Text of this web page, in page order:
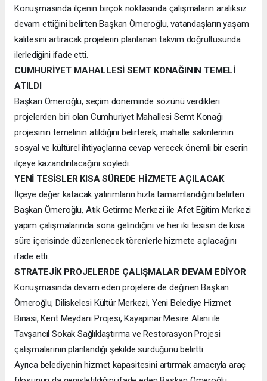
Konuşmasında ilçenin birçok noktasında çalışmaların aralıksız
devam ettiğini belirten Başkan Ömeroğlu, vatandaşların yaşam
kalitesini artıracak projelerin planlanan takvim doğrultusunda
ilerlediğini ifade etti.
CUMHURİYET MAHALLESİ SEMT KONAĞININ TEMELİ
ATILDI
Başkan Ömeroğlu, seçim döneminde sözünü verdikleri
projelerden biri olan Cumhuriyet Mahallesi Semt Konağı
projesinin temelinin atıldığını belirterek, mahalle sakinlerinin
sosyal ve kültürel ihtiyaçlarına cevap verecek önemli bir eserin
ilçeye kazandırılacağını söyledi.
YENİ TESİSLER KISA SÜREDE HİZMETE AÇILACAK
İlçeye değer katacak yatırımların hızla tamamlandığını belirten
Başkan Ömeroğlu, Atık Getirme Merkezi ile Afet Eğitim Merkezi
yapım çalışmalarında sona gelindiğini ve her iki tesisin de kısa
süre içerisinde düzenlenecek törenlerle hizmete açılacağını
ifade etti.
STRATEJİK PROJELERDE ÇALIŞMALAR DEVAM EDİYOR
Konuşmasında devam eden projelere de değinen Başkan
Ömeroğlu, Diliskelesi Kültür Merkezi, Yeni Belediye Hizmet
Binası, Kent Meydanı Projesi, Kayapınar Mesire Alanı ile
Tavşancıl Sokak Sağlıklaştırma ve Restorasyon Projesi
çalışmalarının planlandığı şekilde sürdüğünü belirtti.
Ayrıca belediyenin hizmet kapasitesini artırmak amacıyla araç